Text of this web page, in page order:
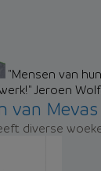
"Mensen van
Jeroen
van
diverse